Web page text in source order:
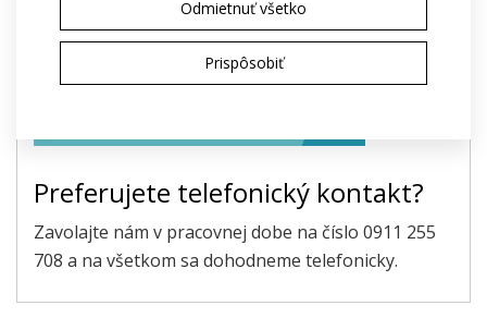
Odmietnuť všetko
Prispôsobiť
Pole označené * je povinné.
Odoslaním súhlasím so spracovaním
na účely poskytnutia ponuky
Preferujete telefonický kontakt?
Zavolajte nám v pracovnej dobe na číslo 0911 255
708 a na všetkom sa dohodneme telefonicky.